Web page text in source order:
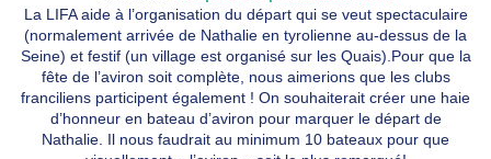
La LIFA aide à l’organisation du départ qui se veut spectaculaire
(normalement arrivée de Nathalie en tyrolienne au-dessus de la
Seine) et festif (un village est organisé sur les Quais).Pour que la
fête de l’aviron soit complète, nous aimerions que les clubs
franciliens participent également ! On souhaiterait créer une haie
d’honneur en bateau d’aviron pour marquer le départ de
Nathalie. Il nous faudrait au minimum 10 bateaux pour que